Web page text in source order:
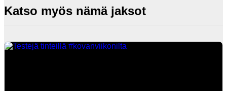
Katso myös nämä jaksot